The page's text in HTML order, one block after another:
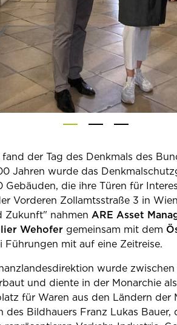
der Tag des Denkmals des
Jahren wurde das
Gebäuden, die ihre Türen für
Vorderen Zollamtsstraße 3 in
Zukunft" nahmen ARE Asset
Wehofergemeinsam mit dem
mit auf eine Zeitreise.
wurde
und diente in der Monarchie
für Waren aus den Ländern der
Bildhauers Franz Lukas Bauer,